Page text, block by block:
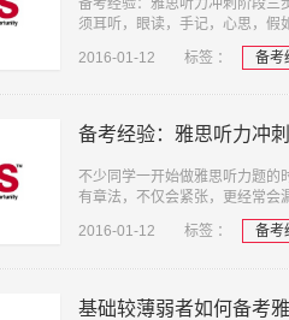
备考经验：雅思听力冲刺阶段三
须耳听，眼读，手记，心思，假
2016-01-12
标签 ： 备考
备考经验：雅思听力冲
不少同学一开始做雅思听力题的
有章法，不仅会紧张，更经常
2016-01-12
标签 ： 备考
基础较薄弱者如何备考